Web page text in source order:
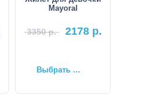
Mayoral
3350р. 2178 р.
Выбрать ...